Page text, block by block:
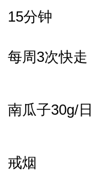
15分钟
每周3次快走
南瓜子30g/日
戒烟